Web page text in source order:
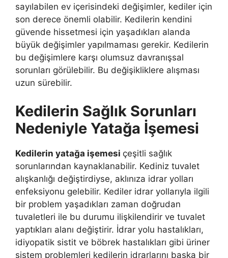
sayılabilen ev içerisindeki değişimler, kediler için
son derece önemli olabilir. Kedilerin kendini
güvende hissetmesi için yaşadıkları alanda
büyük değişimler yapılmaması gerekir. Kedilerin
bu değişimlere karşı olumsuz davranışsal
sorunları görülebilir. Bu değişikliklere alışması
uzun sürebilir.
Kedilerin Sağlık Sorunları
Nedeniyle Yatağa İşemesi
Kedilerin yatağa işemesi çeşitli sağlık
sorunlarından kaynaklanabilir. Kediniz tuvalet
alışkanlığı değiştirdiyse, aklınıza idrar yolları
enfeksiyonu gelebilir. Kediler idrar yollarıyla ilgili
bir problem yaşadıkları zaman doğrudan
tuvaletleri ile bu durumu ilişkilendirir ve tuvalet
yaptıkları alanı değiştirir. İdrar yolu hastalıkları,
idiyopatik sistit ve böbrek hastalıkları gibi üriner
sistem problemleri kedilerin idrarlarını başka bir